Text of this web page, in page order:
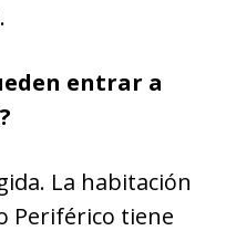
entrar a
La habitación
Periférico tiene